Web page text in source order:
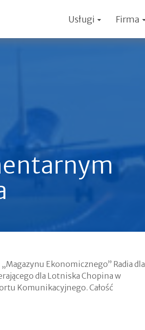
Usługi Firma
Ekonomicznego” Radia dla
dla Lotniska Chopina w
Komunikacyjnego. Całość